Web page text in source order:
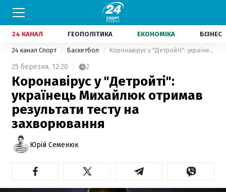
24 КАНАЛ ГЕОПОЛІТИКА ЕКОНОМІКА БІЗНЕС
24 канал Спорт Баскетбол Коронавірус у "Детройті": українець Михайлюк отримав результати тесту на захворювання
25 березня, 12:20 2
Коронавірус у "Детройті":
українець Михайлюк отримав
результати тесту на
захворювання
Юрій Семенюк